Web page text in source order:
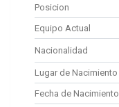
Posicion
Equipo Actual
Nacionalidad
Lugar de Nacimiento
Fecha de Nacimiento